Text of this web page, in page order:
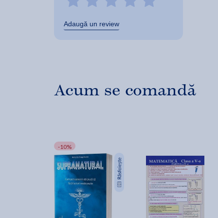
Adaugă un review
Acum se comandă
-10%